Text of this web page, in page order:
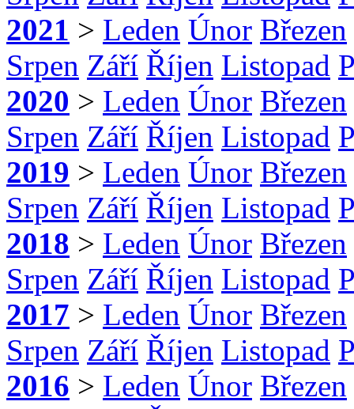
2021 > Leden Únor Březen
Srpen Září Říjen Listopad
2020 > Leden Únor Březen
Srpen Září Říjen Listopad
2019 > Leden Únor Březen
Srpen Září Říjen Listopad
2018 > Leden Únor Březen
Srpen Září Říjen Listopad
2017 > Leden Únor Březen
Srpen Září Říjen Listopad
2016 > Leden Únor Březen